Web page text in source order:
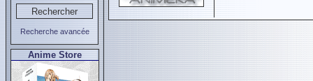
Recherche avancée
Anime Store